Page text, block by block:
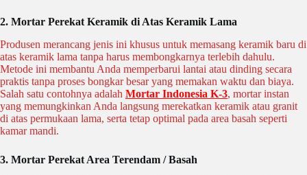
2. Mortar Perekat Keramik di Atas Keramik Lama
Produsen merancang jenis ini khusus untuk memasang keramik baru di
atas keramik lama tanpa harus membongkarnya terlebih dahulu.
Metode ini membantu Anda memperbarui lantai atau dinding secara
praktis tanpa proses bongkar besar yang memakan waktu dan biaya.
Salah satu contohnya adalah Mortar Indonesia K-3, mortar instan
yang memungkinkan Anda langsung merekatkan keramik atau granit
di atas permukaan lama, serta tetap optimal pada area basah seperti
kamar mandi.
3. Mortar Perekat Area Terendam / Basah